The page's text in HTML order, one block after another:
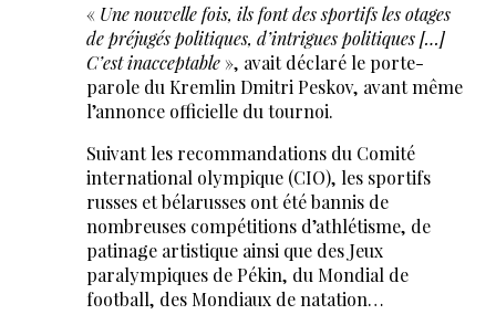
« Une nouvelle fois, ils font des sportifs les otages
de préjugés politiques, d’intrigues politiques […]
C’est inacceptable », avait déclaré le porte-
parole du Kremlin Dmitri Peskov, avant même
l’annonce officielle du tournoi.
Suivant les recommandations du Comité
international olympique (CIO), les sportifs
russes et bélarusses ont été bannis de
nombreuses compétitions d’athlétisme, de
patinage artistique ainsi que des Jeux
paralympiques de Pékin, du Mondial de
football, des Mondiaux de natation…